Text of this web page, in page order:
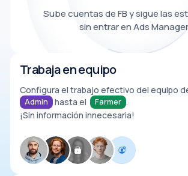
Sube cuentas de FB y sigue las
sin entrar en Ads
Trabaja en equipo
Configura el trabajo efectivo del equipo
Admin hasta el Farmer .
¡Sin información innecesaria!